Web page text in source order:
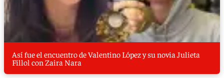
Así fue el encuentro de Valentino López y su novia Julieta
Fillol con Zaira Nara